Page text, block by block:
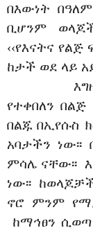
በእውነት
ቢሆንም
‹‹የእናትና
ከታች ወደ ላይ
የተቀበለን
በልጁ በኢየሱስ
አባታችን
ምሳሌ ናቸው፡፡
ነው፡፡
ኖሮ ምንም
ከማኅፀን ሲወጣ